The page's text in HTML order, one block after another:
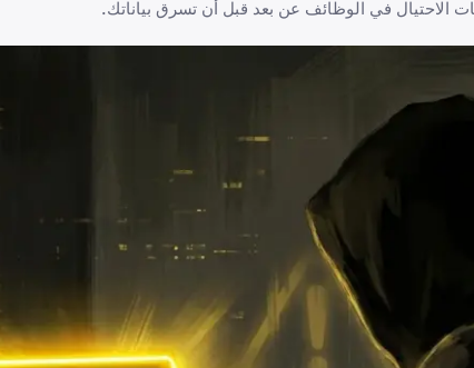
الاحتيال في الوظائف عن بعد قبل أن تسرق بياناتك.